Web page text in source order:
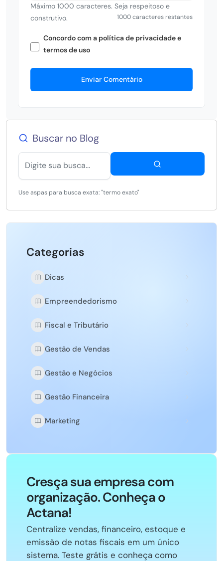
Máximo 1000 caracteres. Seja respeitoso e
construtivo.
1000 caracteres restantes
Concordo com a política de privacidade e
termos de uso
Enviar Comentário
Buscar no Blog
Use aspas para busca exata: "termo exato"
Categorias
Dicas
Empreendedorismo
Fiscal e Tributário
Gestão de Vendas
Gestão e Negócios
Gestão Financeira
Marketing
Cresça sua empresa com
organização. Conheça o
Actana!
Centralize vendas, financeiro, estoque e
emissão de notas fiscais em um único
sistema. Teste grátis e conheça como